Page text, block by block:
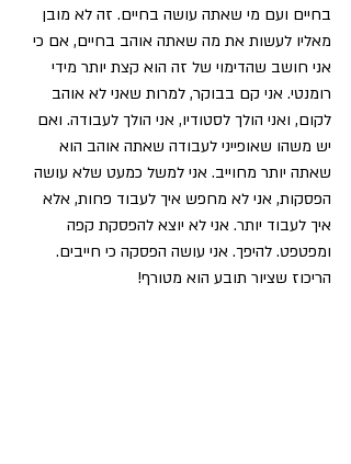
בחיים ועם מי שאתה עושה בחיים. זה לא מובן
מאליו לעשות את מה שאתה אוהב בחיים, אם כי
אני חושב שהדימוי של זה הוא קצת יותר מידי
רומנטי. אני קם בבוקר, למרות שאני לא אוהב
לקום, ואני הולך לסטודיו, אני הולך לעבודה. ואם
יש משהו שאופייני לעבודה שאתה אוהב הוא
שאתה יותר מחוייב. אני למשל כמעט שלא עושה
הפסקות, אני לא מחפש איך לעבוד פחות, אלא
איך לעבוד יותר. אני לא יוצא להפסקת קפה
ומפטפט. להיפך. אני עושה הפסקה כי חייבים.
הריכוז שציור תובע הוא מטורף!